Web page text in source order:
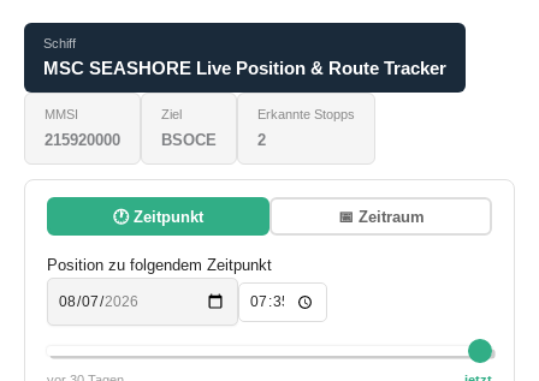
Schiff
MSC SEASHORE Live Position & Route Tracker
MMSI
215920000
Ziel
BSOCE
Erkannte Stopps
2
🕐 Zeitpunkt 📅 Zeitraum
Position zu folgendem Zeitpunkt